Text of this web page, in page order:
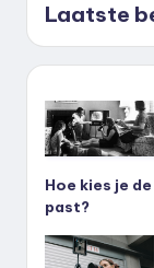
Laatste
Hoe kies je
past?